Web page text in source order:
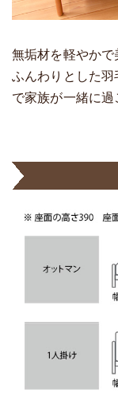
無垢材を軽やかで
ふんわりとした
で家族が一緒に